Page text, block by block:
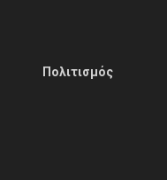
Πολιτισμός